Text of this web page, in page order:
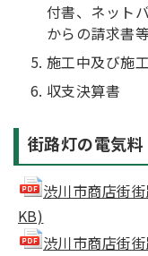
付書、ネット
からの請求書
施工中及び施
収支決算書
街路灯の電気料
渋川市商店街
KB)
渋川市商店街